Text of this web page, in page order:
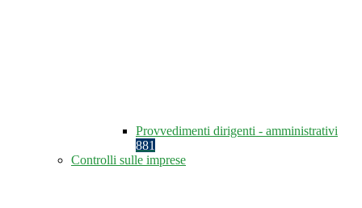
Provvedimenti dirigenti - amministrativi
881
Controlli sulle imprese